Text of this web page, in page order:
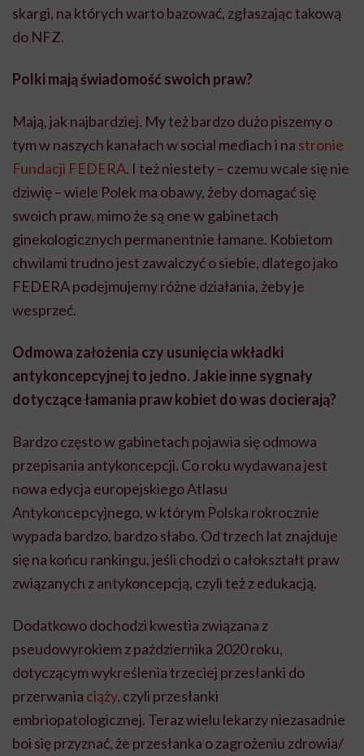
skargi, na których warto bazować, zgłaszając takową
do NFZ.
Polki mają świadomość swoich praw?
Mają, jak najbardziej. My też bardzo dużo piszemy o
tym w naszych kanałach w social mediach i na stronie
Fundacji FEDERA. I też niestety – czemu wcale się nie
dziwię – wiele Polek ma obawy, żeby domagać się
swoich praw, mimo że są one w gabinetach
ginekologicznych permanentnie łamane. Kobietom
chwilami trudno jest zawalczyć o siebie, dlatego jako
FEDERApodejmujemy różne działania, żeby je
wesprzeć.
Odmowa założenia czy usunięcia wkładki
antykoncepcyjnej to jedno. Jakie inne sygnały
dotyczące łamania praw kobiet do was docierają?
Bardzo często w gabinetach pojawia się odmowa
przepisania antykoncepcji. Co roku wydawana jest
nowa edycja europejskiego Atlasu
Antykoncepcyjnego, w którym Polska rokrocznie
wypada bardzo, bardzo słabo. Od trzech lat znajduje
się na końcu rankingu, jeśli chodzi o całokształt praw
związanych z antykoncepcją, czyli też z edukacją.
Dodatkowo dochodzi kwestia związana z
pseudowyrokiem z października 2020 roku,
dotyczącym wykreślenia trzeciej przesłanki do
przerwania ciąży, czyli przesłanki
embriopatologicznej. Teraz wielu lekarzy niezasadnie
boi się przyznać, że przesłanka o zagrożeniu zdrowia/